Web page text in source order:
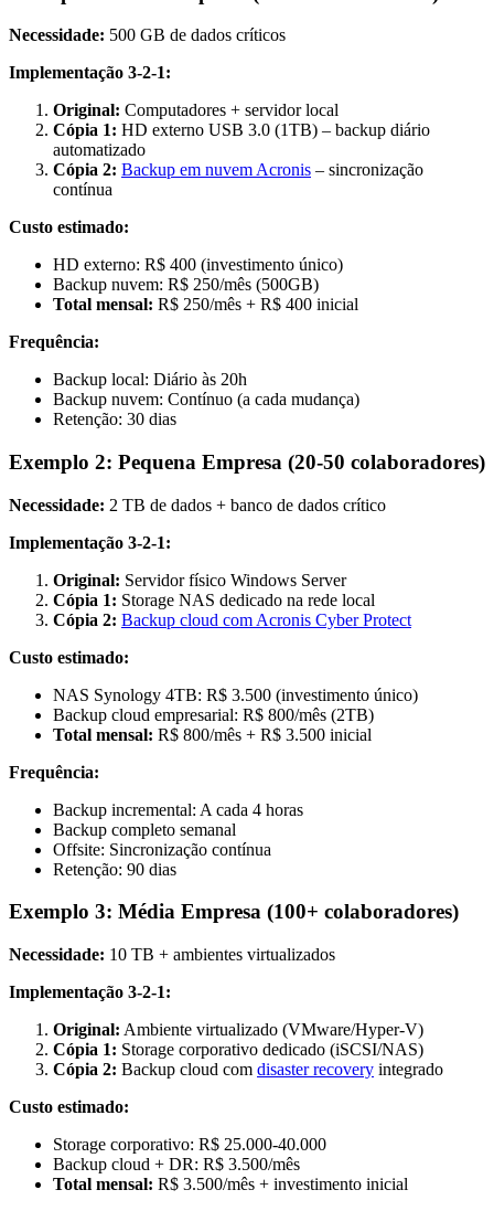
Necessidade: 500 GB de dados críticos
Implementação 3-2-1:
Original: Computadores + servidor local
Cópia 1: HD externo USB 3.0 (1TB) – backup diário
automatizado
Cópia 2: Backup em nuvem Acronis – sincronização
contínua
Custo estimado:
HD externo: R$ 400 (investimento único)
Backup nuvem: R$ 250/mês (500GB)
Total mensal: R$ 250/mês + R$ 400 inicial
Frequência:
Backup local: Diário às 20h
Backup nuvem: Contínuo (a cada mudança)
Retenção: 30 dias
Exemplo 2: Pequena Empresa (20-50 colaboradores)
Necessidade: 2 TB de dados + banco de dados crítico
Implementação 3-2-1:
Original: Servidor físico Windows Server
Cópia 1: Storage NAS dedicado na rede local
Cópia 2: Backup cloud com Acronis Cyber Protect
Custo estimado:
NAS Synology 4TB: R$ 3.500 (investimento único)
Backup cloud empresarial: R$ 800/mês (2TB)
Total mensal: R$ 800/mês + R$ 3.500 inicial
Frequência:
Backup incremental: A cada 4 horas
Backup completo semanal
Offsite: Sincronização contínua
Retenção: 90 dias
Exemplo 3: Média Empresa (100+ colaboradores)
Necessidade: 10 TB + ambientes virtualizados
Implementação 3-2-1:
Original: Ambiente virtualizado (VMware/Hyper-V)
Cópia 1: Storage corporativo dedicado (iSCSI/NAS)
Cópia 2: Backup cloud com disaster recovery integrado
Custo estimado:
Storage corporativo: R$ 25.000-40.000
Backup cloud + DR: R$ 3.500/mês
Total mensal: R$ 3.500/mês + investimento inicial